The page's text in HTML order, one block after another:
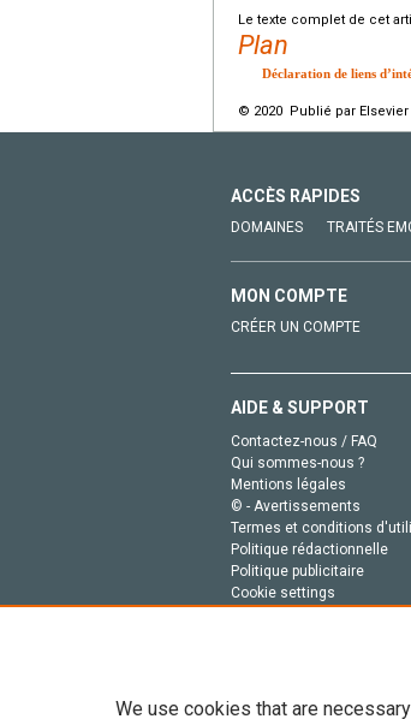
Le texte complet de cet
Plan
Déclaration de liens
© 2020 Publié par Elsevier
ACCÈS RAPIDES
DOMAINES TRAITÉS
MON COMPTE
CRÉER UN COMPTE
AIDE & SUPPORT
Contactez-nous / FAQ
Qui sommes-nous ?
Mentions légales
© - Avertissements
Termes et conditions
Politique rédactionnelle
Politique publicitaire
Cookie settings
We use cookies that are